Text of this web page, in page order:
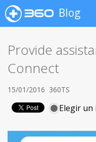
Blog
Provide
Connect
15/01/2016 360TS
Elegir un